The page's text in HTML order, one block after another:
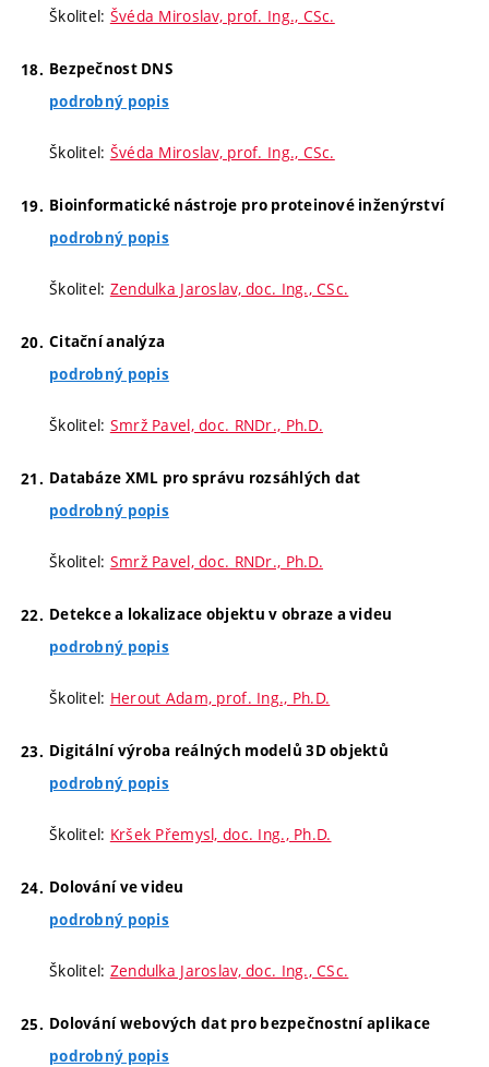
Školitel: Švéda Miroslav, prof. Ing., CSc.
Bezpečnost DNS
podrobný popis
Školitel: Švéda Miroslav, prof. Ing., CSc.
Bioinformatické nástroje pro proteinové inženýrství
podrobný popis
Školitel: Zendulka Jaroslav, doc. Ing., CSc.
Citační analýza
podrobný popis
Školitel: Smrž Pavel, doc. RNDr., Ph.D.
Databáze XML pro správu rozsáhlých dat
podrobný popis
Školitel: Smrž Pavel, doc. RNDr., Ph.D.
Detekce a lokalizace objektu v obraze a videu
podrobný popis
Školitel: Herout Adam, prof. Ing., Ph.D.
Digitální výroba reálných modelů 3D objektů
podrobný popis
Školitel: Kršek Přemysl, doc. Ing., Ph.D.
Dolování ve videu
podrobný popis
Školitel: Zendulka Jaroslav, doc. Ing., CSc.
Dolování webových dat pro bezpečnostní aplikace
podrobný popis